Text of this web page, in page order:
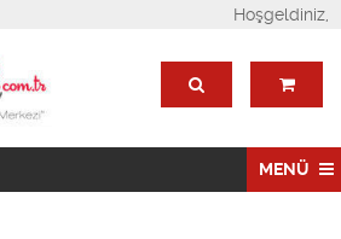
Hoşgeldiniz,
MENÜ